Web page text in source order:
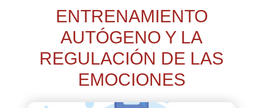
ENTRENAMIENTO
AUTÓGENO Y LA
REGULACIÓN DE LAS
EMOCIONES